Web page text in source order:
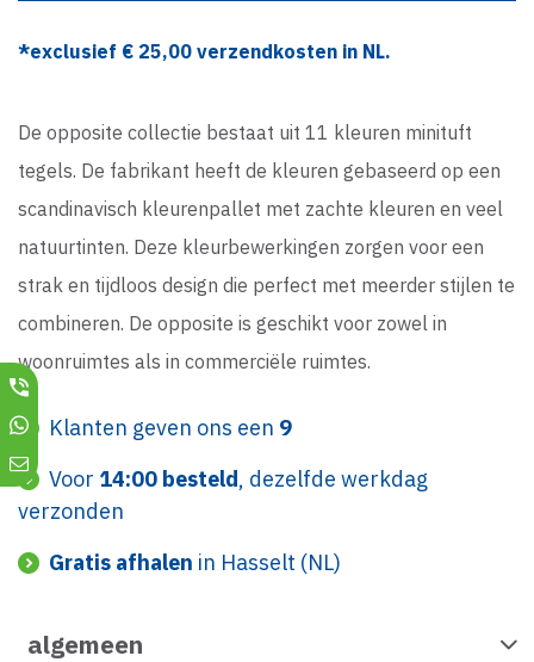
*exclusief € 25,00 verzendkosten in NL.
De opposite collectie bestaat uit 11 kleuren minituft
tegels. De fabrikant heeft de kleuren gebaseerd op een
scandinavisch kleurenpallet met zachte kleuren en veel
natuurtinten. Deze kleurbewerkingen zorgen voor een
strak en tijdloos design die perfect met meerder stijlen te
combineren. De opposite is geschikt voor zowel in
woonruimtes als in commerciële ruimtes.
Klanten geven ons een 9
Voor 14:00 besteld, dezelfde werkdag
verzonden
Gratis afhalen in Hasselt (NL)
algemeen